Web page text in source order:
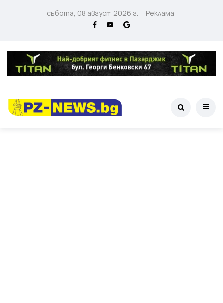
събота, 08 август 2026 г. Реклама